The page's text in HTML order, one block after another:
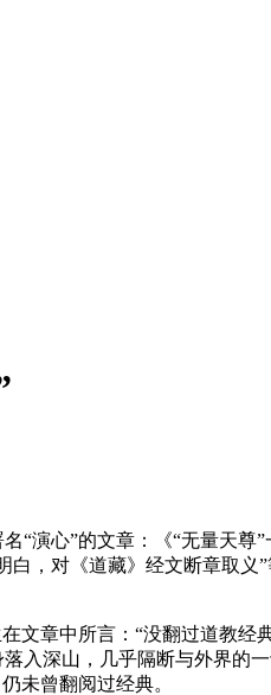
演心”的文章：《“无量天尊
，对《道藏》经文断章取
文章中所言：“没翻过道教经
入深山，几乎隔断与外界的
未曾翻阅过经典。